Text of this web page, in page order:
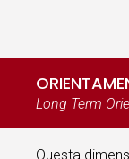
Long Term
Questa